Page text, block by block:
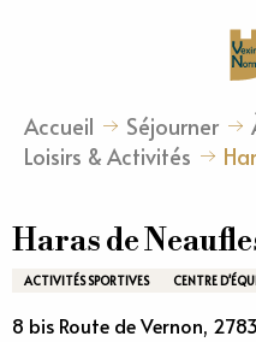
Accueil Séjourner
Loisirs & Activités
Haras de
ACTIVITÉS SPORTIVES CENTRE
8 bis Route de Vernon,